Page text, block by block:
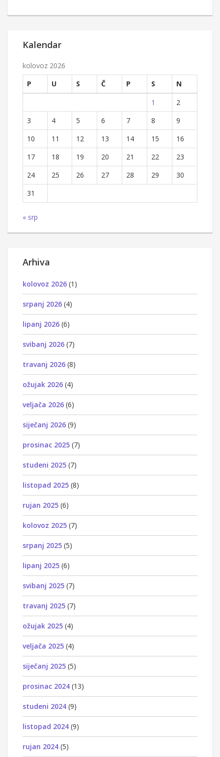
Kalendar
kolovoz 2026
P
U S Č P S
N
1
2
3
4 5 6 7 8
9
10
11 12 13 14 15
16
17
18 19 20 21 22
23
24
25 26 27 28 29
30
31
« srp
Arhiva
kolovoz 2026 (1)
srpanj 2026 (4)
lipanj 2026 (6)
svibanj 2026 (7)
travanj 2026 (8)
ožujak 2026 (4)
veljača 2026 (6)
siječanj 2026 (9)
prosinac 2025 (7)
studeni 2025 (7)
listopad 2025 (8)
rujan 2025 (6)
kolovoz 2025 (7)
srpanj 2025 (5)
lipanj 2025 (6)
svibanj 2025 (7)
travanj 2025 (7)
ožujak 2025 (4)
veljača 2025 (4)
siječanj 2025 (5)
prosinac 2024 (13)
studeni 2024 (9)
listopad 2024 (9)
rujan 2024 (5)